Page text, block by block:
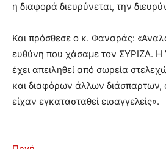
η διαφορά διευρύνεται, την
Και πρόσθεσε ο κ. Φαναράς:
ευθύνη που χάσαμε τον ΣΥΡΙΖΑ. Η
έχει απειληθεί από σωρεία
και διαφόρων άλλων διάσπαρτων,
είχαν εγκατασταθεί εισαγγελείς».